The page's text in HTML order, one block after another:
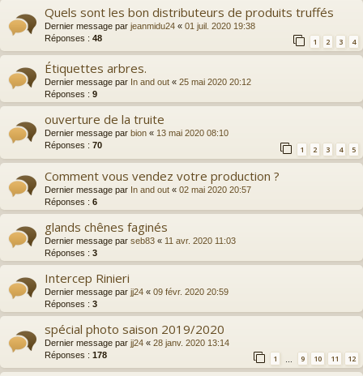
Quels sont les bon distributeurs de produits truffés
Dernier message par jeanmidu24 « 01 juil. 2020 19:38
Réponses : 48 1 2 3 4
Étiquettes arbres.
Dernier message par In and out « 25 mai 2020 20:12
Réponses : 9
ouverture de la truite
Dernier message par bion « 13 mai 2020 08:10
Réponses : 70 1 2 3 4 5
Comment vous vendez votre production ?
Dernier message par In and out « 02 mai 2020 20:57
Réponses : 6
glands chênes faginés
Dernier message par seb83 « 11 avr. 2020 11:03
Réponses : 3
Intercep Rinieri
Dernier message par jj24 « 09 févr. 2020 20:59
Réponses : 3
spécial photo saison 2019/2020
Dernier message par jj24 « 28 janv. 2020 13:14
Réponses : 178 1 … 9 10 11 12